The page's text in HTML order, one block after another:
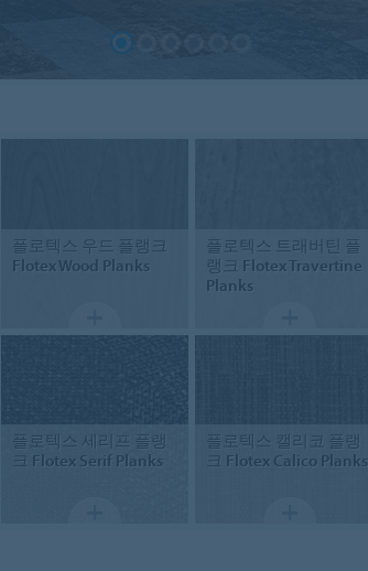
플로텍스 우드 플랭크
Flotex Wood Planks
플로텍스 트래버틴 플
랭크 Flotex Travertine
Planks
플로텍스 세리프 플랭
크 Flotex Serif Planks
플로텍스 캘리코 플랭
크 Flotex Calico Planks